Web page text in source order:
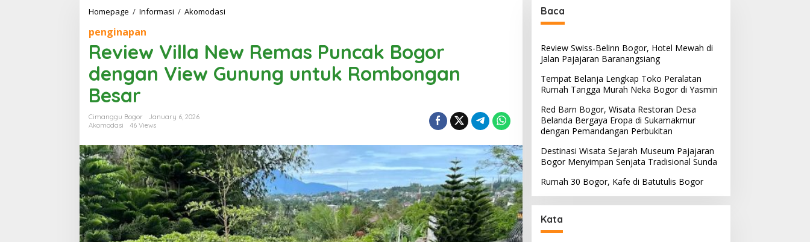
Homepage / Informasi / Akomodasi
Puncak
dengan
penginapan
Review Villa New Remas Puncak Bogor
dengan View Gunung untuk Rombongan
Besar
Cimanggu Bogor
January 6, 2026
Akomodasi
46 Views
Baca
Review Swiss-Belinn Bogor, Hotel Mewah di
Jalan Pajajaran Baranangsiang
Tempat Belanja Lengkap Toko Peralatan
Rumah Tangga Murah Neka Bogor di Yasmin
Red Barn Bogor, Wisata Restoran Desa
Belanda Bergaya Eropa di Sukamakmur
dengan Pemandangan Perbukitan
Destinasi Wisata Sejarah Museum Pajajaran
Bogor Menyimpan Senjata Tradisional Sunda
Rumah 30 Bogor, Kafe di Batutulis Bogor
Kata